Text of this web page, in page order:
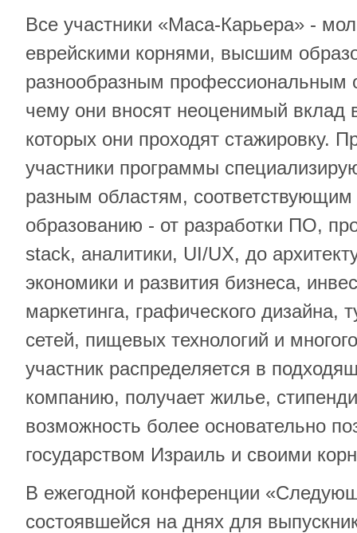
Все участники «Маса-Карьера» -
еврейскими корнями, высшим
разнообразным профессиональным
чему они вносят неоценимый вклад
которых они проходят стажировку.
участники программы
разным областям,
образованию - от разработки ПО,
stack, аналитики, UI/UX, до
экономики и развития бизнеса,
маркетинга, графического дизайна,
сетей, пищевых технологий и
участник распределяется в
компанию, получает жилье,
возможность более основательно
государством Израиль и своими
В ежегодной конференции
состоявшейся на днях для